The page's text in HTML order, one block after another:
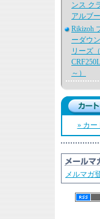
ンス ク
アルブ
Rikizoh
ーダウ
リーズ
～）
» カー
メルマガ